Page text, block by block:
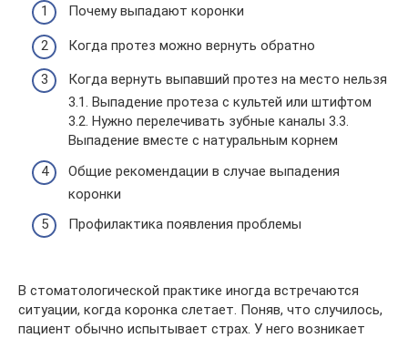
Почему выпадают коронки
Когда протез можно вернуть обратно
Когда вернуть выпавший протез на место нельзя
3.1. Выпадение протеза с культей или штифтом
3.2. Нужно перелечивать зубные каналы 3.3.
Выпадение вместе с натуральным корнем
Общие рекомендации в случае выпадения
коронки
Профилактика появления проблемы
В стоматологической практике иногда встречаются
ситуации, когда коронка слетает. Поняв, что случилось,
пациент обычно испытывает страх. У него возникает